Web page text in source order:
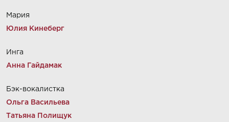
Мария
Юлия Кинеберг
Инга
Анна Гайдамак
Бэк-вокалистка
Ольга Васильева
Татьяна Полищук